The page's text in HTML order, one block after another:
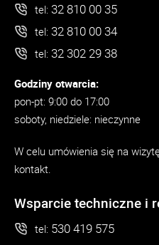
tel: 32 810 00 35
tel: 32 810 00 34
tel: 32 302 29 38
Godziny otwarcia:
pon-pt: 9:00 do 17:00
soboty, niedziele: nieczynne
W celu umówienia się na
kontakt.
Wsparcie techniczne i
tel: 530 419 575